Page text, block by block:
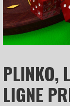
PLINKO,
LIGNE